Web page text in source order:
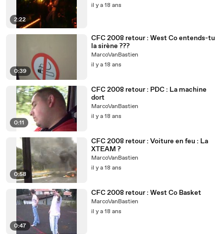
2:22
il y a 18 ans
0:39
CFC 2008 retour : West Co entends-tu
la sirène ???
MarcoVanBastien
il y a 18 ans
0:11
CFC 2008 retour : PDC : La machine
dort
MarcoVanBastien
il y a 18 ans
0:58
CFC 2008 retour : Voiture en feu : La
XTEAM ?
MarcoVanBastien
il y a 18 ans
0:47
CFC 2008 retour : West Co Basket
MarcoVanBastien
il y a 18 ans